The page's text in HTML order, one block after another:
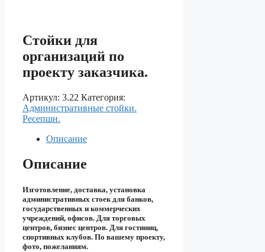
Стойки для
организаций по
проекту заказчика.
Артикул: 3.22 Категория:
Aдминистративные стойки.
Ресепшн.
Описание
Описание
Изготовление, доставка, установка
административных стоек для банков,
государственных и коммерческих
учреждений, офисов. Для торговых
центров, бизнес центров. Для гостиниц,
спортивных клубов. По вашему проекту,
фото, пожеланиям.